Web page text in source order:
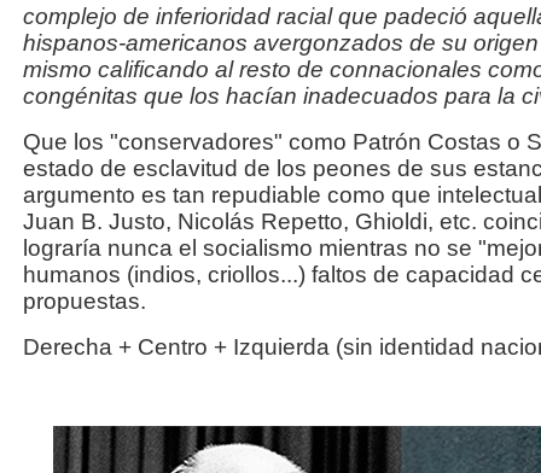
complejo de inferioridad racial que padeció
hispanos-americanos avergonzados de su
mismo calificando al resto de connacionales
congénitas que los hacían inadecuados para la
Que los "conservadores" como Patrón Costas o
estado de esclavitud de los peones de sus
argumento es tan repudiable como que
Juan B. Justo, Nicolás Repetto, Ghioldi, etc.
lograría nunca el socialismo mientras no se
humanos (indios, criollos...) faltos de capacidad
propuestas.
Derecha + Centro + Izquierda (sin identidad